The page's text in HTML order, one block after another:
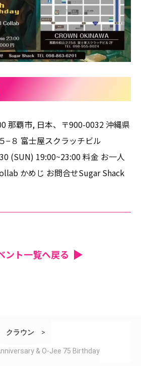
那覇市, 日本、〒900-0032 沖縄県
−８ 富士屋スクラッチビル
(SUN) 19:00~23:00 料金 お一人
かめじ お問合せSugar Shack
ント一覧へ戻る
クラウン >
& O-Jee 75 Birthday